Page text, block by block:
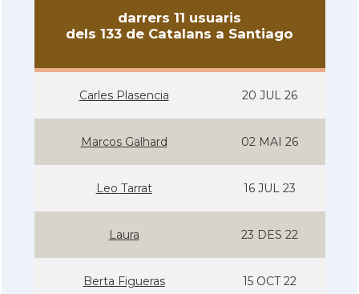
darrers 11 usuaris
dels 133 de Catalans a Santiago
Carles Plasencia 20 JUL 26
Marcos Galhard 02 MAI 26
Leo Tarrat 16 JUL 23
Laura 23 DES 22
Berta Figueras 15 OCT 22